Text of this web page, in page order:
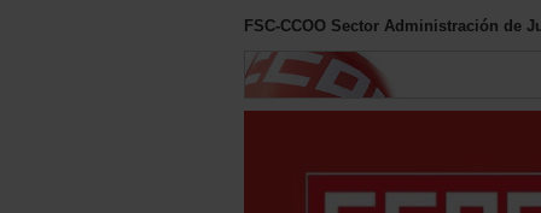
FSC-CCOO Sector Administración de